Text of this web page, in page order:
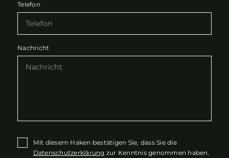
Telefon
Nachricht
Mit diesem Haken bestätigen Sie, dass Sie die
Datenschutzerklärung zur Kenntnis genommen haben.